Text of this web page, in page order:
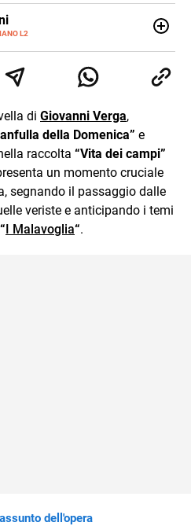
L2
grado. Mi occupo inoltre di
e contenuti per il web. Amo i saggi
di Giovanni Verga,
della Domenica” e
raccolta “Vita dei campi”
un momento cruciale
segnando il passaggio dalle
veriste e anticipando i temi
“I Malavoglia“.
dell'opera